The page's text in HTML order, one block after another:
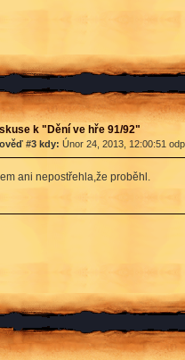
k "Dění ve hře 91/92"
#3 kdy: Únor 24, 2013, 12:00:51
ani nepostřehla,že proběhl.